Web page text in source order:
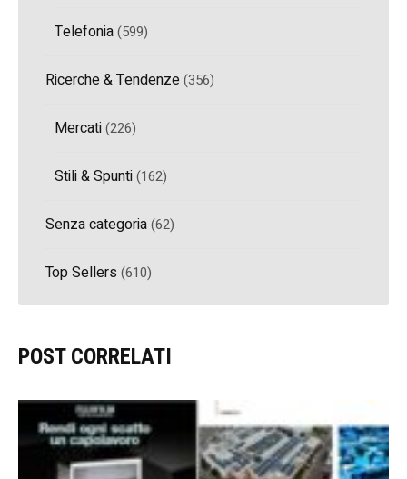
Telefonia(599)
Ricerche & Tendenze(356)
Mercati(226)
Stili & Spunti(162)
Senza categoria(62)
Top Sellers (610)
POST CORRELATI